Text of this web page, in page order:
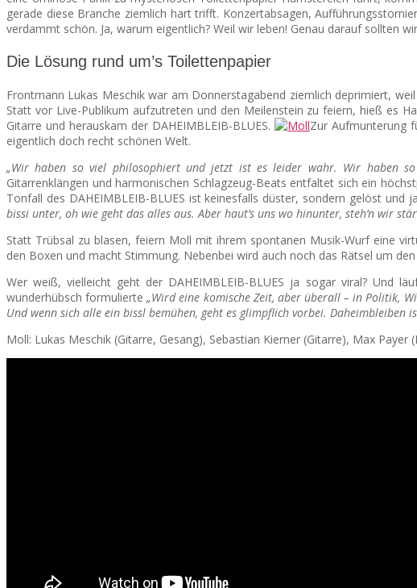
CHEAP
SEATS
gerade diese Branche ziemlich hart trifft. Konzertabsagen,
verdammt schön. Ja, warum eigentlich? Weil wir leben! Genau darauf sollten
Die Lösung rund um’s Toilettenpapier
Frontmann Lukas Meschik war am Donnerstagabend ziemlich deprimiert,
Statt vor Live-Publikum aufzutreten und den Meilenstein zu feiern, hieß es
Gitarre und herauskam der DAHEIMBLEIB-BLUES.
Zur Aufmunterung
eigentlich doch recht schönen Welt.
„Wir haben so viel philosophiert und jetzt ist es leider wahr. Wir haben so
Gitarrenklängen und harmonischen Schlagzeug-Beats entfaltet sich ein
Tonfall des DAHEIMBLEIB-BLUES ist keinesfalls düster, sondern gelöst
bissi unter, oh wie geht das alles aus. Aber haut’s uns wo hinunter, steh’n wir
Statt Trübsal zu blasen, feiern Moll mit ihrem spontanen Musik-Wurf eine
den Boxen und macht Stimmung. Nebenbei wird auch noch das Rätsel um
Wer weiß, vielleicht geht der DAHEIMBLEIB-BLUES ja sogar viral? Und
wunderhübsch formulierte „Wird eine komische Zeit, aber überall – in Politik,
Und wenn sich alle ein bissl bemühen, geht es glimpflich vorbei. Daheimbleiben
Moll: Lukas Meschik (Gitarre, Gesang), Sebastian Kierner (Gitarre), Max Payer